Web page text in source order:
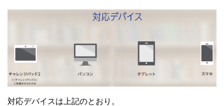
対応デバイスは上記のとおり。